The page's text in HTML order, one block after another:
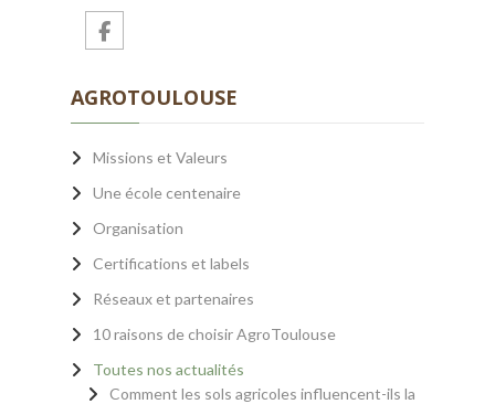
AGROTOULOUSE
Missions et Valeurs
Une école centenaire
Organisation
Certifications et labels
Réseaux et partenaires
10 raisons de choisir AgroToulouse
Toutes nos actualités
Comment les sols agricoles influencent-ils la